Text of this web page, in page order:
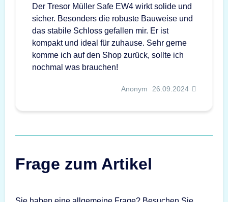
Der Tresor Müller Safe EW4 wirkt solide und
sicher. Besonders die robuste Bauweise und
das stabile Schloss gefallen mir. Er ist
kompakt und ideal für zuhause. Sehr gerne
komme ich auf den Shop zurück, sollte ich
nochmal was brauchen!
Anonym 26.09.2024
Frage zum Artikel